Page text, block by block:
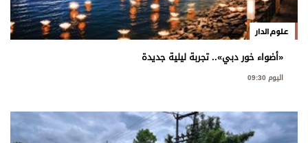
علوم الدار
«أضواء خور دبي».. تجربة ليلية جديدة
اليوم 09:30